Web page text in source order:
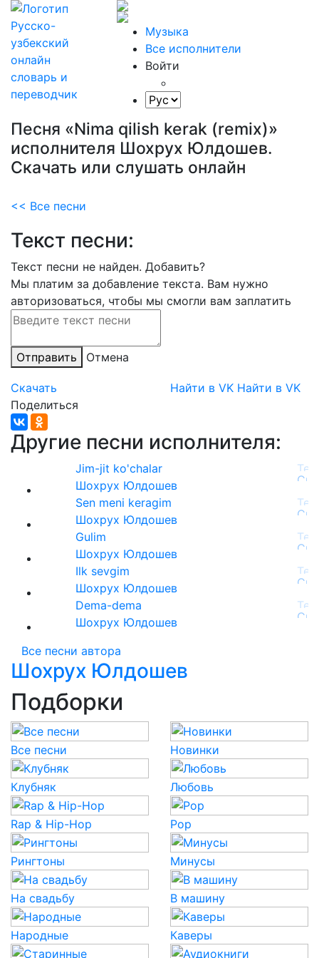
Музыка
Все исполнители
Войти
Песня «Nima qilish kerak (remix)»
исполнителя Шохрух Юлдошев.
Скачать или слушать онлайн
<< Все песни
Текст песни:
Текст песни не найден. Добавить?
Мы платим за добавление текста. Вам нужно
авторизоваться, чтобы мы смогли вам заплатить
Отправить Отмена
Скачать Найти в VK Найти в VK
Поделиться
Другие песни исполнителя:
Jim-jit ko'chalar
Шохрух Юлдошев
Sen meni keragim
Шохрух Юлдошев
Gulim
Шохрух Юлдошев
Ilk sevgim
Шохрух Юлдошев
Dema-dema
Шохрух Юлдошев
Все песни автора
Шохрух Юлдошев
Подборки
Все песни Новинки
Клубняк Любовь
Rap & Hip-Hop Pop
Рингтоны Минусы
На свадьбу В машину
Народные Каверы